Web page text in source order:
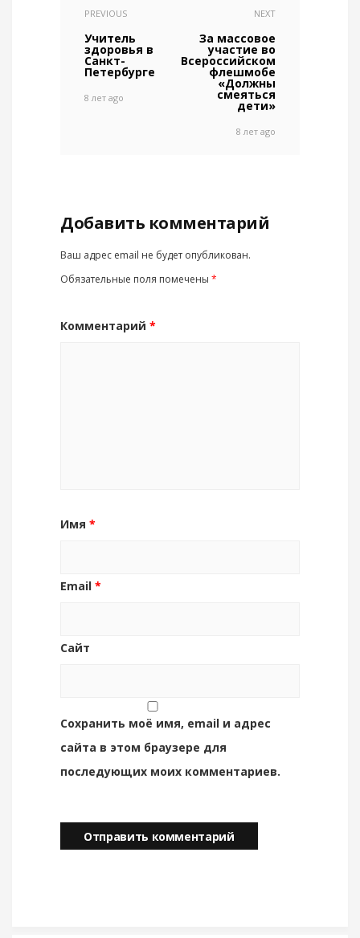
PREVIOUS
Учитель
здоровья в
Санкт-
Петербурге
8 лет ago
NEXT
За массовое
участие во
Всероссийском
флешмобе
«Должны
смеяться
дети»
8 лет ago
Добавить комментарий
Ваш адрес email не будет опубликован.
Обязательные поля помечены *
Комментарий *
Имя *
Email *
Сайт
Сохранить моё имя, email и адрес
сайта в этом браузере для
последующих моих комментариев.